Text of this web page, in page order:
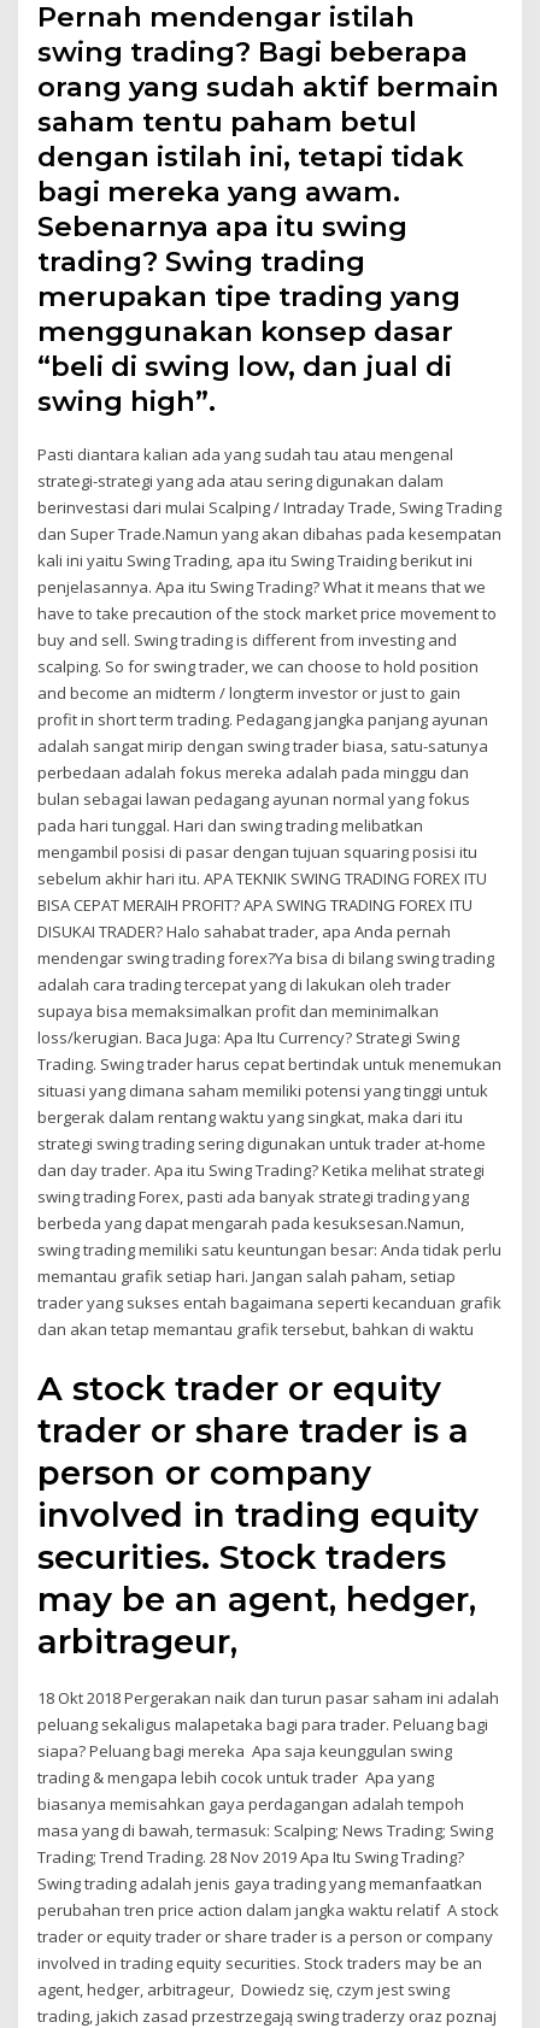
Pernah mendengar istilah
swing trading? Bagi beberapa
orang yang sudah aktif bermain
saham tentu paham betul
dengan istilah ini, tetapi tidak
bagi mereka yang awam.
Sebenarnya apa itu swing
trading? Swing trading
merupakan tipe trading yang
menggunakan konsep dasar
“beli di swing low, dan jual di
swing high”.
Pasti diantara kalian ada yang sudah tau atau mengenal
strategi-strategi yang ada atau sering digunakan dalam
berinvestasi dari mulai Scalping / Intraday Trade, Swing Trading
dan Super Trade.Namun yang akan dibahas pada kesempatan
kali ini yaitu Swing Trading, apa itu Swing Traiding berikut ini
penjelasannya. Apa itu Swing Trading? What it means that we
have to take precaution of the stock market price movement to
buy and sell. Swing trading is different from investing and
scalping. So for swing trader, we can choose to hold position
and become an midterm / longterm investor or just to gain
profit in short term trading. Pedagang jangka panjang ayunan
adalah sangat mirip dengan swing trader biasa, satu-satunya
perbedaan adalah fokus mereka adalah pada minggu dan
bulan sebagai lawan pedagang ayunan normal yang fokus
pada hari tunggal. Hari dan swing trading melibatkan
mengambil posisi di pasar dengan tujuan squaring posisi itu
sebelum akhir hari itu. APA TEKNIK SWING TRADING FOREX ITU
BISA CEPAT MERAIH PROFIT? APA SWING TRADING FOREX ITU
DISUKAI TRADER? Halo sahabat trader, apa Anda pernah
mendengar swing trading forex?Ya bisa di bilang swing trading
adalah cara trading tercepat yang di lakukan oleh trader
supaya bisa memaksimalkan profit dan meminimalkan
loss/kerugian. Baca Juga: Apa Itu Currency? Strategi Swing
Trading. Swing trader harus cepat bertindak untuk menemukan
situasi yang dimana saham memiliki potensi yang tinggi untuk
bergerak dalam rentang waktu yang singkat, maka dari itu
strategi swing trading sering digunakan untuk trader at-home
dan day trader. Apa itu Swing Trading? Ketika melihat strategi
swing trading Forex, pasti ada banyak strategi trading yang
berbeda yang dapat mengarah pada kesuksesan.Namun,
swing trading memiliki satu keuntungan besar: Anda tidak perlu
memantau grafik setiap hari. Jangan salah paham, setiap
trader yang sukses entah bagaimana seperti kecanduan grafik
dan akan tetap memantau grafik tersebut, bahkan di waktu
A stock trader or equity
trader or share trader is a
person or company
involved in trading equity
securities. Stock traders
may be an agent, hedger,
arbitrageur,
18 Okt 2018 Pergerakan naik dan turun pasar saham ini adalah
peluang sekaligus malapetaka bagi para trader. Peluang bagi
siapa? Peluang bagi mereka Apa saja keunggulan swing
trading & mengapa lebih cocok untuk trader Apa yang
biasanya memisahkan gaya perdagangan adalah tempoh
masa yang di bawah, termasuk: Scalping; News Trading; Swing
Trading; Trend Trading. 28 Nov 2019 Apa Itu Swing Trading?
Swing trading adalah jenis gaya trading yang memanfaatkan
perubahan tren price action dalam jangka waktu relatif A stock
trader or equity trader or share trader is a person or company
involved in trading equity securities. Stock traders may be an
agent, hedger, arbitrageur, Dowiedz się, czym jest swing
trading, jakich zasad przestrzegają swing traderzy oraz poznaj